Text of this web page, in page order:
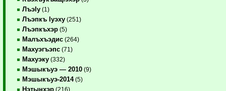
ЛъэIу (1)
Лъэпкъ Iуэху (251)
Лъэпкъхэр (5)
Малъхъэдис (264)
Махуэгъэпс (71)
Махуэку (332)
Мэшыкъуэ — 2010 (9)
Мэшыкъуэ-2014(5)
Нэтынхэр (216)